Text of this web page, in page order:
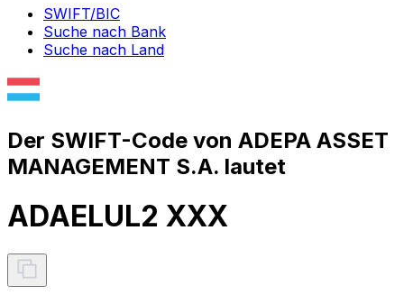
SWIFT/BIC
Suche nach Bank
Suche nach Land
Der SWIFT-Code von ADEPA ASSET
MANAGEMENT S.A. lautet
ADAELUL2 XXX